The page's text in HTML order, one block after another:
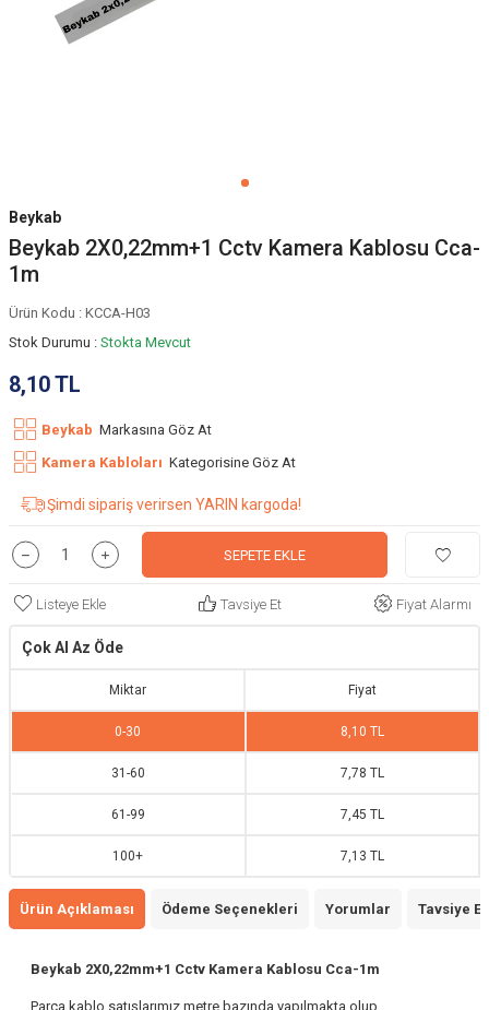
Beykab
Beykab 2X0,22mm+1 Cctv Kamera Kablosu Cca-
1m
Ürün Kodu : KCCA-H03
Stok Durumu : Stokta Mevcut
8,10TL
Beykab Markasına Göz At
Kamera Kabloları Kategorisine Göz At
Şimdi sipariş verirsen YARIN kargoda!
SEPETE EKLE
Listeye Ekle Tavsiye Et Fiyat Alarmı
Çok Al Az Öde
Miktar Fiyat
0-30 8,10 TL
31 -60 7,78 TL
61 -99 7,45 TL
100+ 7,13 TL
Ürün Açıklaması Ödeme Seçenekleri Yorumlar Tavsiye Et
Beykab 2X0,22mm+1 Cctv Kamera Kablosu Cca-1m
Parça kablo satışlarımız metre bazında yapılmakta olup,